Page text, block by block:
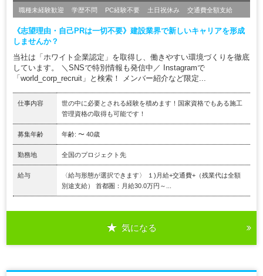
職種未経験歓迎 学歴不問 PC経験不要 土日祝休み 交通費全額支給
《志望理由・自己PRは一切不要》建設業界で新しいキャリアを形成
しませんか？
当社は「ホワイト企業認定」を取得し、働きやすい環境づくりを徹底
しています。 ＼SNSで特別情報も発信中／ Instagramで
「world_corp_recruit」と検索！ メンバー紹介など限定...
仕事内容
世の中に必要とされる経験を積めます！国家資格でもある施工
管理資格の取得も可能です！
募集年齢 年齢: 〜 40歳
勤務地 全国のプロジェクト先
給与
〈給与形態が選択できます〉 １)月給+交通費+（残業代は全額
別途支給） 首都圏：月給30.0万円～...
気になる